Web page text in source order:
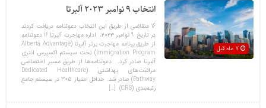
انتخاب‌‌ 9 نوامبر 2023 آلبرتا
16 متقاضی از طریق این انتخاب دعوتنامه دریافت کردند
در تاریخ 9 نوامبر ۲۰۲۳، اداره مهاجرت آلبرتا 16 دعوتنامه
از طریق برنامه مهاجرت برتر آلبرتا (Alberta Advantage
Immigration Program) تحت سیستم اکسپرس انتری
آلبرتا صادر کرد. دعوتنامه‌‌ها از طریق مسیر اختصاصی
مراقبت‌های بهداشتی (Dedicated Healthcare
Pathway) صادر شد. حداقل امتیاز 305 در سیستم جامع
رتبه‌بندی (CRS) […]